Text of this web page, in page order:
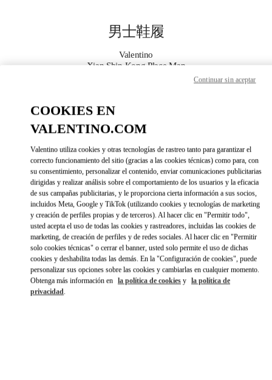
男士鞋履
Valentino
Xian Shin Kong Place Man
更多细节
DIRECCIONESLINK OPENS IN
Link Opens in New Tab
COOKIES EN
VALENTINO.COM
Valentino utiliza cookies y otras tecnologías de rastreo tanto para garantizar el
correcto funcionamiento del sitio (gracias a las cookies técnicas) como para, con
su consentimiento, personalizar el contenido, enviar comunicaciones publicitarias
dirigidas y realizar análisis sobre el comportamiento de los usuarios y la eficacia
de sus campañas publicitarias, y le proporciona cierta información a sus socios,
incluidos Meta, Google y TikTok (utilizando cookies y tecnologías de marketing
y creación de perfiles propias y de terceros). Al hacer clic en "Permitir todo",
usted acepta el uso de todas las cookies y rastreadores, incluidas las cookies de
marketing, de creación de perfiles y de redes sociales. Al hacer clic en "Permitir
solo cookies técnicas" o cerrar el banner, usted solo permite el uso de dichas
cookies y deshabilita todas las demás. En la "Configuración de cookies", puede
personalizar sus opciones sobre las cookies y cambiarlas en cualquier momento.
Obtenga más información en la política de cookies y la política de
privacidad
Continuar sin aceptar